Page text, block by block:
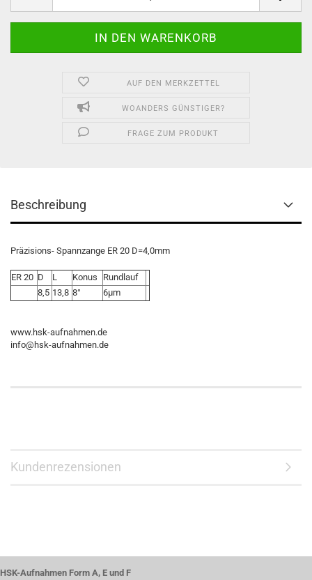
AUF DEN MERKZETTEL
WOANDERS GÜNSTIGER?
FRAGE ZUM PRODUKT
Beschreibung
Präzisions- Spannzange ER 20 D=4,0mm
ER 20 D L Konus
Rundlauf
8,5 13,8 8° 6µm
www.hsk-aufnahmen.de
info@hsk-aufnahmen.de
Kundenrezensionen
HSK-Aufnahmen Form A, E und F